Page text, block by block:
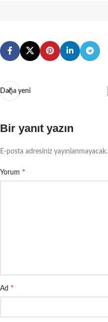
Daha yeni
Bir yanıt yazın
E-posta adresiniz yayınlanmayacak.
Yorum *
Ad *